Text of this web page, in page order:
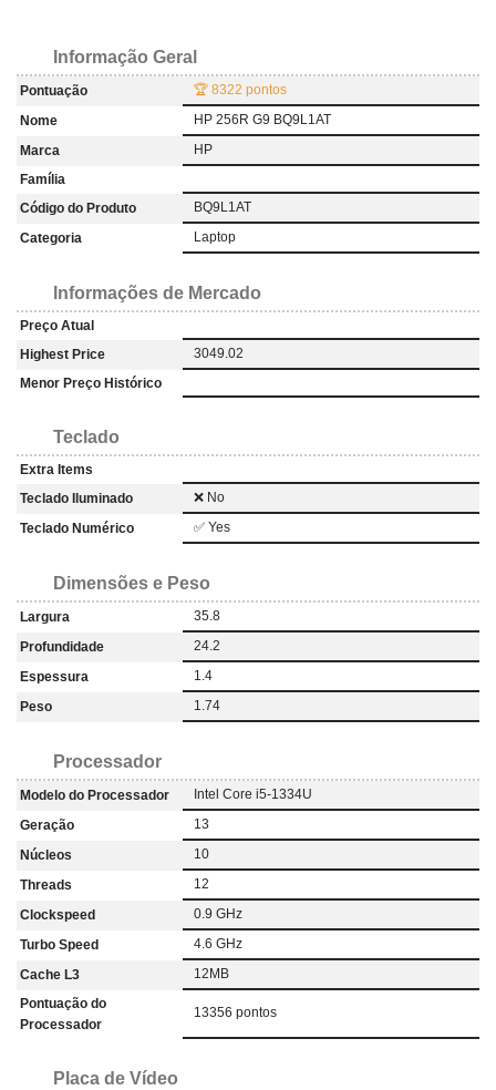
Informação Geral
Pontuação
🏆 8322 pontos
Nome
HP 256R G9 BQ9L1AT
Marca
HP
Família
Código do Produto
BQ9L1AT
Categoria
Laptop
Informações de Mercado
Preço Atual
Highest Price
3049.02
Menor Preço Histórico
Teclado
Extra Items
Teclado Iluminado
❌ No
Teclado Numérico
✅ Yes
Dimensões e Peso
Largura
35.8
Profundidade
24.2
Espessura
1.4
Peso
1.74
Processador
Modelo do Processador
Intel Core i5-1334U
Geração
13
Núcleos
10
Threads
12
Clockspeed
0.9 GHz
Turbo Speed
4.6 GHz
Cache L3
12MB
Pontuação do
Processador
13356 pontos
Placa de Vídeo